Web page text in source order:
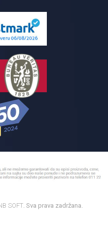
SOFT . Sva prava zadržana.